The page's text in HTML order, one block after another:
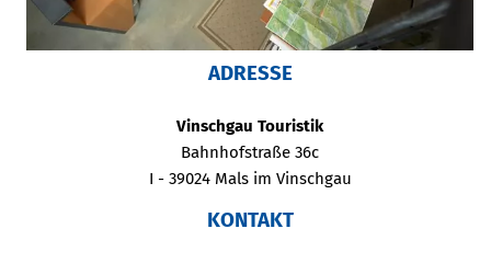
ADRESSE
Vinschgau Touristik
Bahnhofstraße 36c
I - 39024 Mals im Vinschgau
KONTAKT